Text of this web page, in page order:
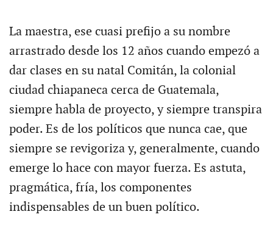
La maestra, ese cuasi prefijo a su nombre
arrastrado desde los 12 años cuando empezó a
dar clases en su natal Comitán, la colonial
ciudad chiapaneca cerca de Guatemala,
siempre habla de proyecto, y siempre transpira
poder. Es de los políticos que nunca cae, que
siempre se revigoriza y, generalmente, cuando
emerge lo hace con mayor fuerza. Es astuta,
pragmática, fría, los componentes
indispensables de un buen político.